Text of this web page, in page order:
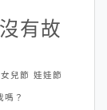
有故
女兒節 娃娃節
嗎？